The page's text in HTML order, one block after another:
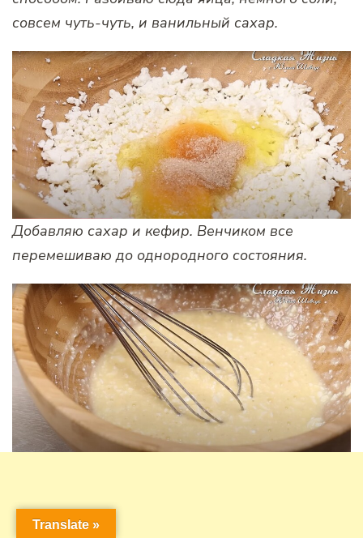
совсем чуть-чуть, и ванильный сахар.
Добавляю сахар и кефир. Венчиком все
перемешиваю до однородного состояния.
Translate »